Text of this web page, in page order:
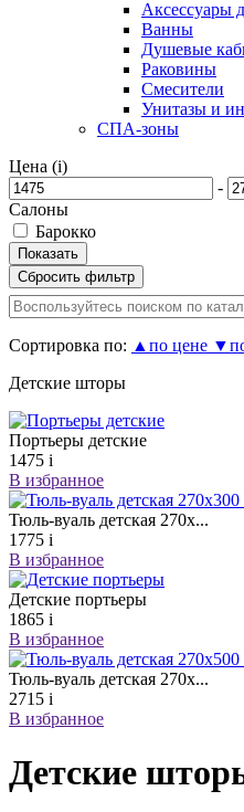
Аксессуары
Ванны
Душевые
Раковины
Смесители
Унитазы и
СПА-зоны
Цена (i)
-
Салоны
Барокко
Сортировка по: ▲ по цене ▼
Детские шторы
Портьеры детские
1475 i
В избранное
Тюль-вуаль детская 270х...
1775 i
В избранное
Детские портьеры
1865 i
В избранное
Тюль-вуаль детская 270х...
2715 i
В избранное
Детские